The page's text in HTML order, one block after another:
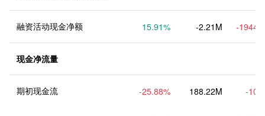
融资活动现金净额 15.91% -2.21M -
现金净流量
期初现金流 -25.88% 188.22M -